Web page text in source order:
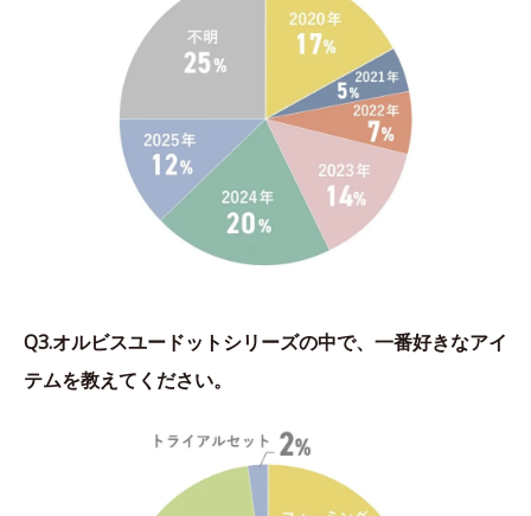
Q3.オルビスユードットシリーズの中で、一番好きなアイ
テムを教えてください。